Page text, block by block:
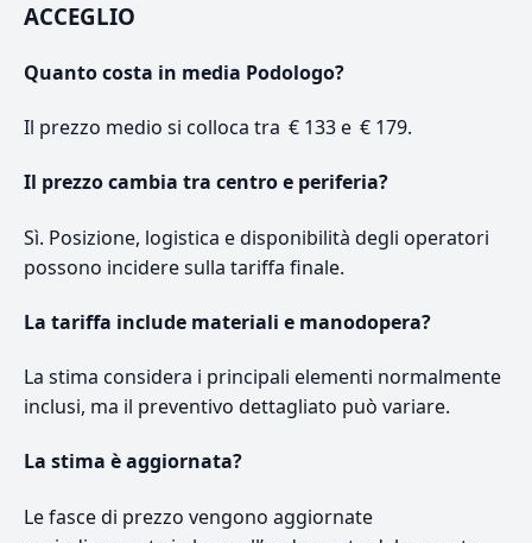
ACCEGLIO
Quanto costa in media Podologo?
Il prezzo medio si colloca tra € 133 e € 179.
Il prezzo cambia tra centro e periferia?
Sì. Posizione, logistica e disponibilità degli operatori
possono incidere sulla tariffa finale.
La tariffa include materiali e manodopera?
La stima considera i principali elementi normalmente
inclusi, ma il preventivo dettagliato può variare.
La stima è aggiornata?
Le fasce di prezzo vengono aggiornate